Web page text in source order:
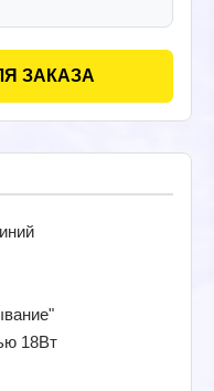
ЗАКАЗА
18Вт